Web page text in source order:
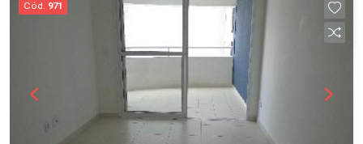
sacada com tela de proteção e cortina de vidro O
bairro Jardim Aquarius está localizado na região
centro-oeste de São José dos Campos, possui
lindas praças e qualidade de vida. Aqui você está
próximo ao Hipermercado Extra, Carrefour, Pão
de Açúcar, Shopping Colinas, farmácias,
restaurantes, bares, agência bancária, clínicas,
Cód. 971